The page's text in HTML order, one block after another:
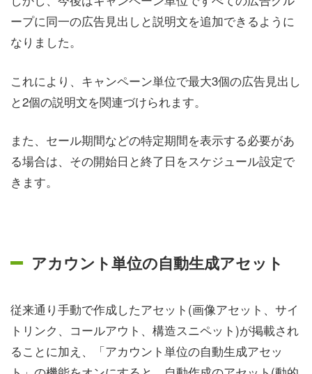
ープに同一の広告見出しと説明文を追加できるように
なりました。
これにより、キャンペーン単位で最大3個の広告見出し
と2個の説明文を関連づけられます。
また、セール期間などの特定期間を表示する必要があ
る場合は、その開始日と終了日をスケジュール設定で
きます。
アカウント単位の自動生成アセット
従来通り手動で作成したアセット(画像アセット、サイ
トリンク、コールアウト、構造スニペット)が掲載され
ることに加え、「アカウント単位の自動生成アセッ